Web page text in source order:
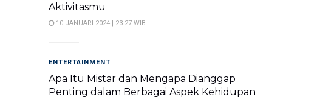
Aktivitasmu
10 JANUARI 2024 | 23:27 WIB
ENTERTAINMENT
Apa Itu Mistar dan Mengapa Dianggap
Penting dalam Berbagai Aspek Kehidupan